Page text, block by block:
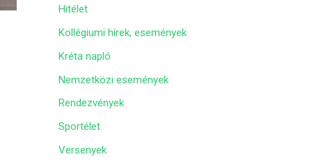
Hitélet
Kollégiumi hírek, események
Kréta napló
Nemzetközi események
Rendezvények
Sportélet
Versenyek